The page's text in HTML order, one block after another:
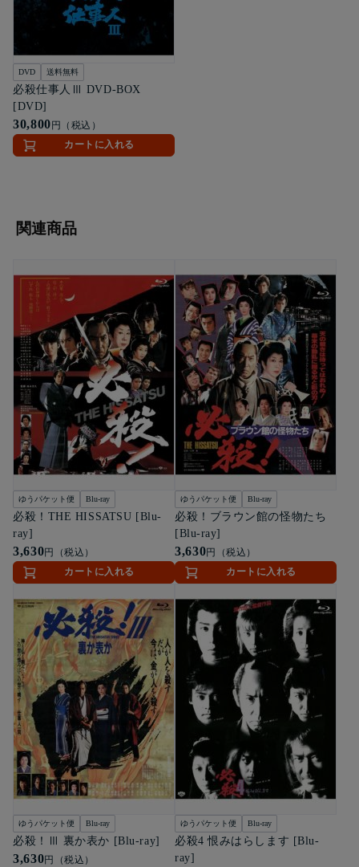
DVD 送料無料
必殺仕事人Ⅲ DVD-BOX
[DVD]
30,800円（税込）
カートに入れる
関連商品
ゆうパケット便 Blu-ray
必殺！THE HISSATSU [Blu-
ray]
3,630円（税込）
カートに入れる
ゆうパケット便 Blu-ray
必殺！ブラウン館の怪物たち
[Blu-ray]
3,630円（税込）
カートに入れる
ゆうパケット便 Blu-ray
必殺！Ⅲ 裏か表か [Blu-ray]
3,630円（税込）
ゆうパケット便 Blu-ray
必殺4 恨みはらします [Blu-
ray]